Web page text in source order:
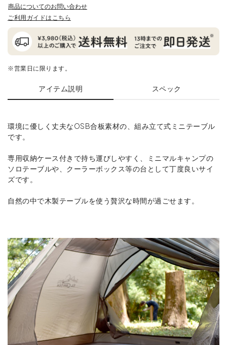
商品についてのお問い合わせ
ご利用ガイドはこちら
※営業日に限ります。
アイテム説明 スペック
環境に優しく丈夫なOSB合板素材の、組み立て式ミニテーブル
です。
専用収納ケース付きで持ち運びしやすく、ミニマルキャンプの
ソロテーブルや、クーラーボックス等の台として丁度良いサイ
ズです。
自然の中で木製テーブルを使う贅沢な時間が過ごせます。